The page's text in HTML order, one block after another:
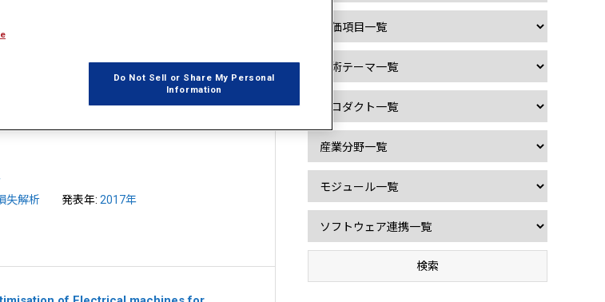
の損失分布の検討
失解析 発表年:2017年
Do Not Sell or Share My Personal
Information